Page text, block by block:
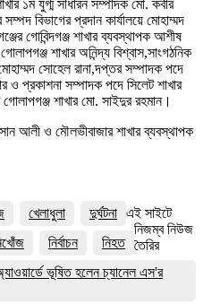
১ম যুগ্ম সাধারন সম্পাদক মো. কবীর
বিভাগের প্রদান কার্যালয়ে মোহাম্মদ
গোবিন্দগঞ্জ শাখার ব্যবস্থাপক আশীষ
শাখার অনিন্দ্য বিশ্বাস,সাংগঠনিক
সোহেল রানা,দপ্তর সম্পাদক পদে
ও প্রকাশনা সম্পাদক পদে সিলেট শাখার
শাখার মো. সাইদুর রহমান।
আলী ও মৌলভীবাজার শাখার ব্যবস্থাপক
খেলাধুলা
দুর্ঘটনা
নির্বাচন
নিহত
ভূষিত হলেন চ্যানেল এস'র
এই সাইটে
নিজম্ব নিউজ
তৈরির